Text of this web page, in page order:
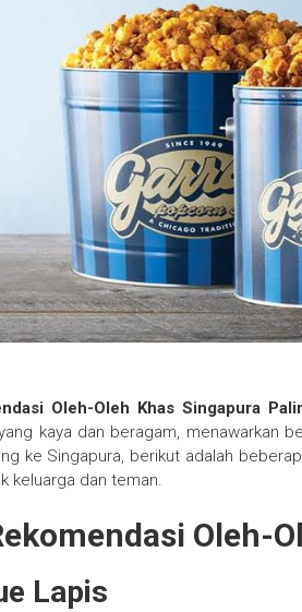
Oleh-Oleh Khas Singapura
kaya dan beragam, menawarkan
ke Singapura, berikut adalah
keluarga dan teman.
Oleh-
Lapis